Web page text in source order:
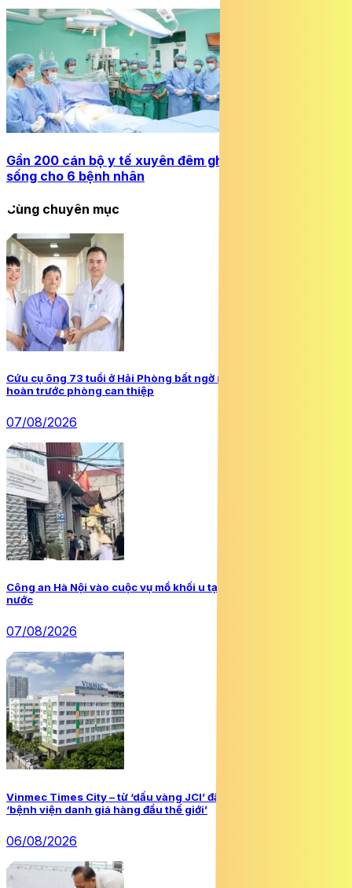
Gần 200 cán bộ y tế xuyên đêm ghép tạng, nối tiếp sự
sống cho 6 bệnh nhân
Cùng chuyên mục
Cứu cụ ông 73 tuổi ở Hải Phòng bất ngờ ngừng tim, ngừng tuần
hoàn trước phòng can thiệp
07/08/2026
Công an Hà Nội vào cuộc vụ mổ khối u tại cơ sở chữa bệnh bằng
nước
07/08/2026
Vinmec Times City – từ ‘dấu vàng JCI’ đầu tiên tại Việt Nam đến
‘bệnh viện danh giá hàng đầu thế giới’
06/08/2026